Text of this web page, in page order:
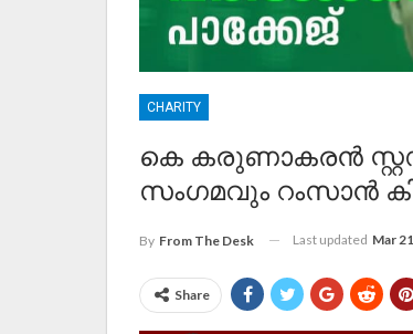
CHARITY
കെ കരുണാകരൻ
സംഗമവും റംസാൻ
By From The Desk Last updated Mar
Share